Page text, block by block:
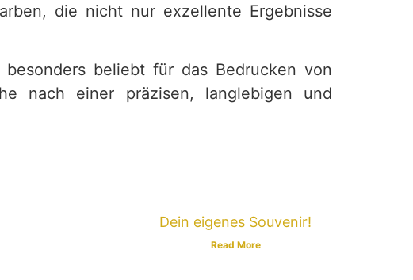
die nicht nur exzellente Ergebnisse
beliebt für das Bedrucken von
nach einer präzisen, langlebigen und
Dein eigenes Souvenir!
Read More